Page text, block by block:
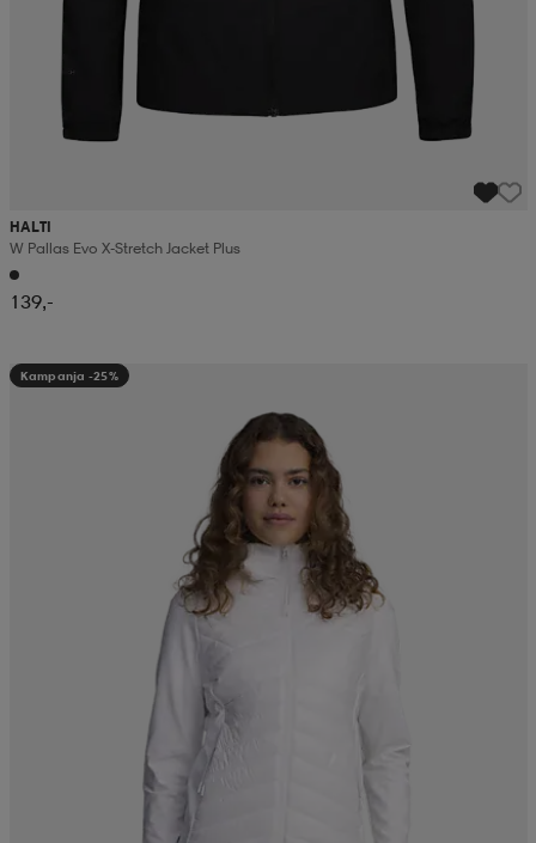
HALTI
W Pallas Evo X-Stretch Jacket Plus
139,-
Kampanja -25%